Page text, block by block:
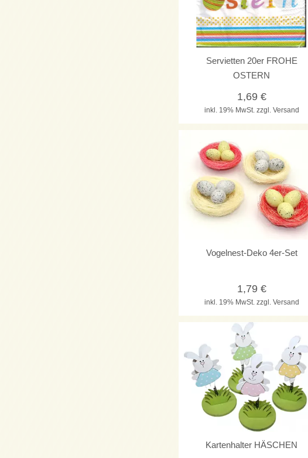
Servietten 20er FROHE
OSTERN
inkl. 19% MwSt. zzgl. Versand
1,69€
Vogelnest-Deko 4er-Set
inkl. 19% MwSt. zzgl. Versand
1,79€
Kartenhalter HÄSCHEN